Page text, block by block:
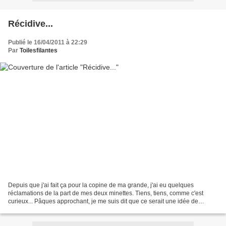
Récidive...
Publié le 16/04/2011 à 22:29
Par Toilesfilantes
Depuis que j'ai fait ça pour la copine de ma grande, j'ai eu quelques
réclamations de la part de mes deux minettes. Tiens, tiens, comme c'est
curieux... Pâques approchant, je me suis dit que ce serait une idée de